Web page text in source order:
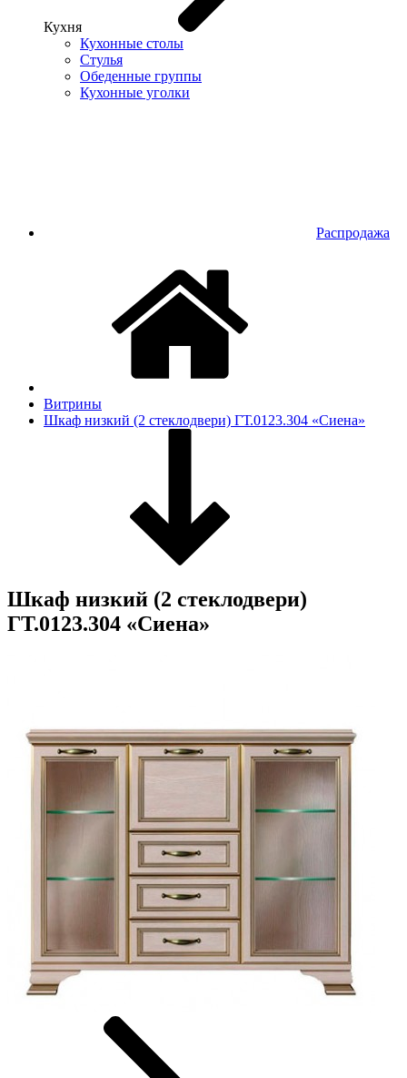
Кухня
Кухонные столы
Стулья
Обеденные группы
Кухонные уголки
Распродажа
Витрины
Шкаф низкий (2 стеклодвери) ГТ.0123.304 «Сиена»
Шкаф низкий (2 стеклодвери)
ГТ.0123.304 «Сиена»